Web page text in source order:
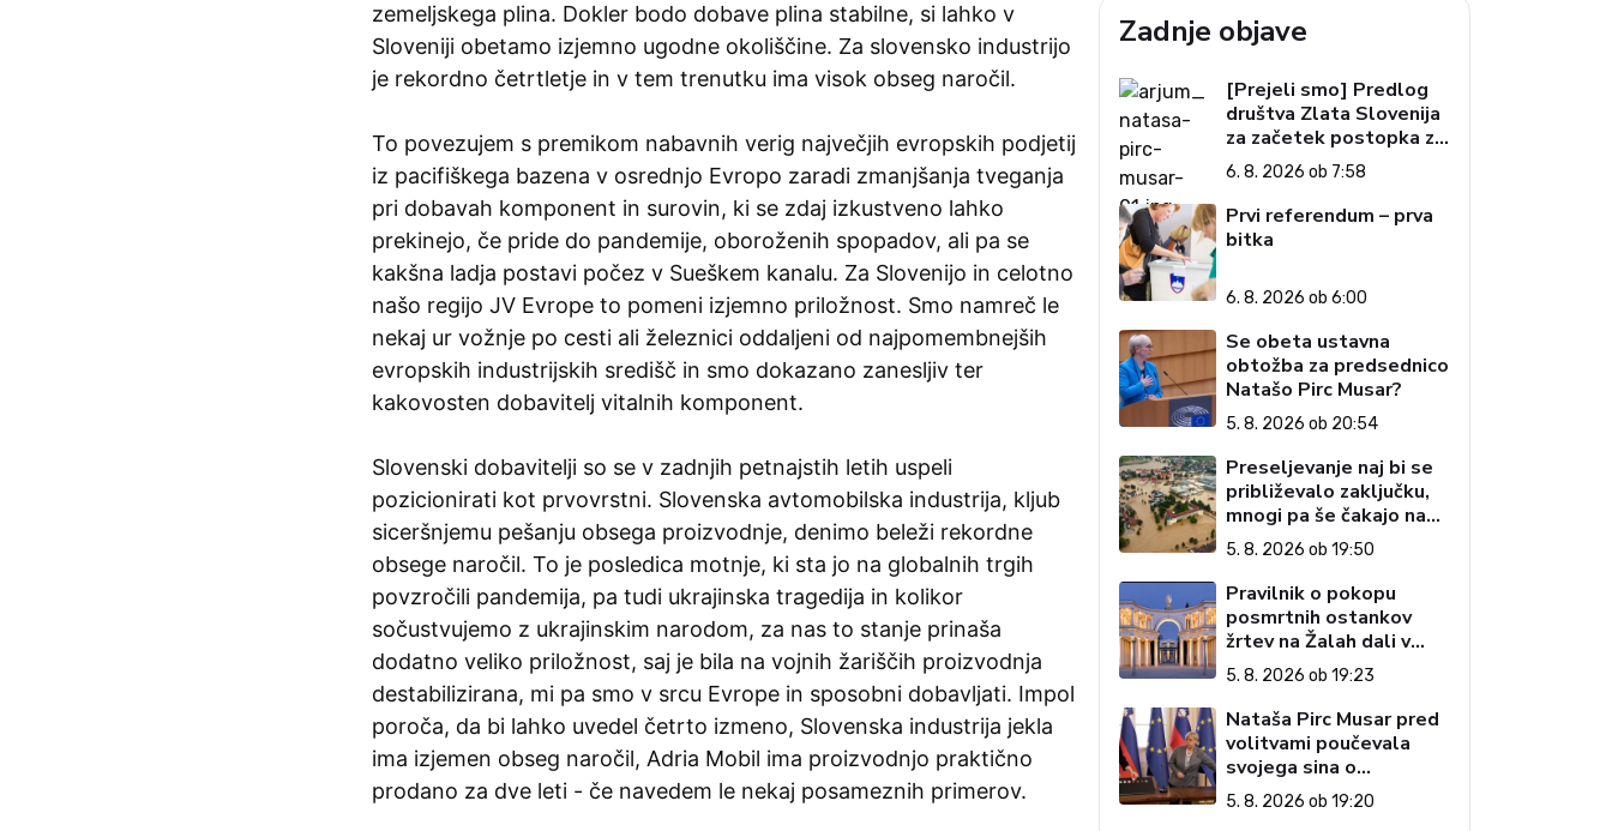
zemeljskega plina. Dokler bodo dobave plina stabilne, si lahko v
Sloveniji obetamo izjemno ugodne okoliščine. Za slovensko industrijo
je rekordno četrtletje in v tem trenutku ima visok obseg naročil.
To povezujem s premikom nabavnih verig največjih evropskih podjetij
iz pacifiškega bazena v osrednjo Evropo zaradi zmanjšanja tveganja
pri dobavah komponent in surovin, ki se zdaj izkustveno lahko
prekinejo, če pride do pandemije, oboroženih spopadov, ali pa se
kakšna ladja postavi počez v Sueškem kanalu. Za Slovenijo in celotno
našo regijo JV Evrope to pomeni izjemno priložnost. Smo namreč le
nekaj ur vožnje po cesti ali železnici oddaljeni od najpomembnejših
evropskih industrijskih središč in smo dokazano zanesljiv ter
kakovosten dobavitelj vitalnih komponent.
Slovenski dobavitelji so se v zadnjih petnajstih letih uspeli
pozicionirati kot prvovrstni. Slovenska avtomobilska industrija, kljub
siceršnjemu pešanju obsega proizvodnje, denimo beleži rekordne
obsege naročil. To je posledica motnje, ki sta jo na globalnih trgih
povzročili pandemija, pa tudi ukrajinska tragedija in kolikor
sočustvujemo z ukrajinskim narodom, za nas to stanje prinaša
dodatno veliko priložnost, saj je bila na vojnih žariščih proizvodnja
destabilizirana, mi pa smo v srcu Evrope in sposobni dobavljati. Impol
poroča, da bi lahko uvedel četrto izmeno, Slovenska industrija jekla
ima izjemen obseg naročil, Adria Mobil ima proizvodnjo praktično
prodano za dve leti - če navedem le nekaj posameznih primerov.
Zadnje objave
[Prejeli smo] Predlog
društva Zlata Slovenija
za začetek postopka za
preučitev pogojev za
ustavno obtožbo
predsednice Republike
Slovenije
6. 8. 2026 ob 7:58
Prvi referendum – prva
bitka
6. 8. 2026 ob 6:00
Se obeta ustavna
obtožba za predsednico
Natašo Pirc Musar?
5. 8. 2026 ob 20:54
Preseljevanje naj bi se
približevalo zaključku,
mnogi pa še čakajo na
domove
5. 8. 2026 ob 19:50
Pravilnik o pokopu
posmrtnih ostankov
žrtev na Žalah dali v
javno razpravo
5. 8. 2026 ob 19:23
Nataša Pirc Musar pred
volitvami poučevala
svojega sina o
pripenjanju na zadnjem
sedežu
5. 8. 2026 ob 19:20